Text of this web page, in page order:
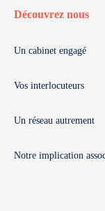
Découvrez nous
Un cabinet engagé
Vos interlocuteurs
Un réseau autrement
Notre implication